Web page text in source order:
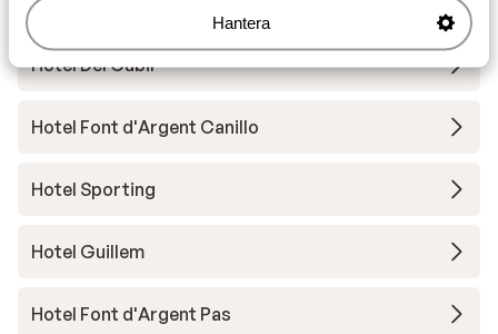
Hantera
Hotel Del Cubil
Hotel Font d'Argent Canillo
Hotel Sporting
Hotel Guillem
Hotel Font d'Argent Pas